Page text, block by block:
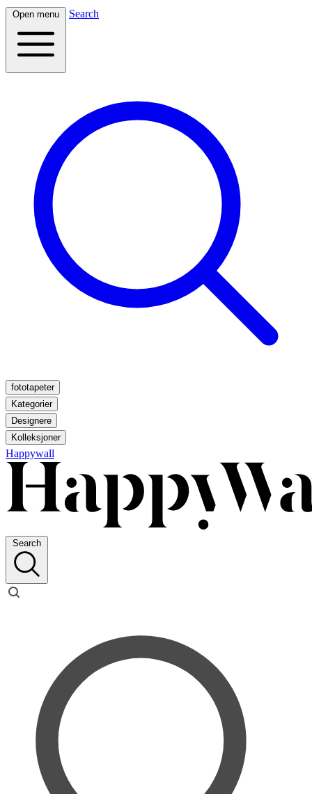
Open menu Search
fototapeter
Kategorier
Designere
Kolleksjoner
Happywall
Search